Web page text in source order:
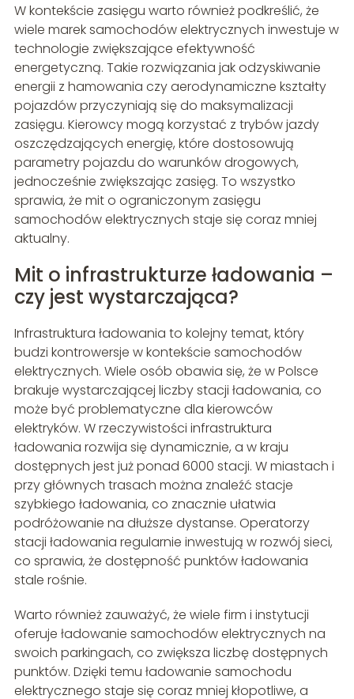
W kontekście zasięgu warto również podkreślić, że
wiele marek samochodów elektrycznych inwestuje w
technologie zwiększające efektywność
energetyczną. Takie rozwiązania jak odzyskiwanie
energii z hamowania czy aerodynamiczne kształty
pojazdów przyczyniają się do maksymalizacji
zasięgu. Kierowcy mogą korzystać z trybów jazdy
oszczędzających energię, które dostosowują
parametry pojazdu do warunków drogowych,
jednocześnie zwiększając zasięg. To wszystko
sprawia, że mit o ograniczonym zasięgu
samochodów elektrycznych staje się coraz mniej
aktualny.
Mit o infrastrukturze ładowania –
czy jest wystarczająca?
Infrastruktura ładowania to kolejny temat, który
budzi kontrowersje w kontekście samochodów
elektrycznych. Wiele osób obawia się, że w Polsce
brakuje wystarczającej liczby stacji ładowania, co
może być problematyczne dla kierowców
elektryków. W rzeczywistości infrastruktura
ładowania rozwija się dynamicznie, a w kraju
dostępnych jest już ponad 6000 stacji. W miastach i
przy głównych trasach można znaleźć stacje
szybkiego ładowania, co znacznie ułatwia
podróżowanie na dłuższe dystanse. Operatorzy
stacji ładowania regularnie inwestują w rozwój sieci,
co sprawia, że dostępność punktów ładowania
stale rośnie.
Warto również zauważyć, że wiele firm i instytucji
oferuje ładowanie samochodów elektrycznych na
swoich parkingach, co zwiększa liczbę dostępnych
punktów. Dzięki temu ładowanie samochodu
elektrycznego staje się coraz mniej kłopotliwe, a